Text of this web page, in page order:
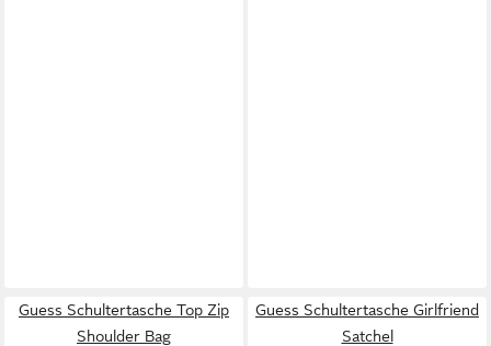
Guess Schultertasche Top Zip
Shoulder Bag
Guess Schultertasche Girlfriend
Satchel